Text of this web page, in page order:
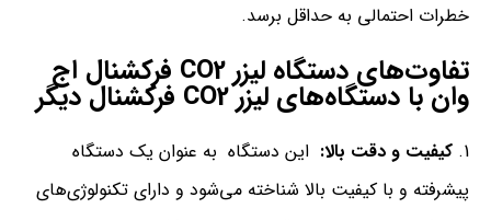
خطرات احتمالی به حداقل برسد.
تفاوت‌های دستگاه لیزر CO2 فرکشنال اج
وان با دستگاه‌های لیزر CO2 فرکشنال دیگر
کیفیت و دقت بالا: این دستگاه به عنوان یک دستگاه
پیشرفته و با کیفیت بالا شناخته می‌شود و دارای تکنولوژی‌های